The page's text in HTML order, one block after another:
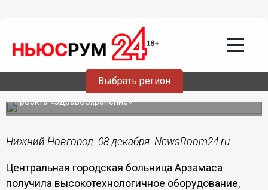
Выбрать регион
Центральная больница Арзамаса
получила медоборудование на 100 млн
рублей
Поставки осуществлялись в рамках национального
проекта «Здравоохранение».
Нижний Новгород. 08 декабря. NewsRoom24.ru -
Центральная городская больница Арзамаса
получила высокотехнологичное оборудование,